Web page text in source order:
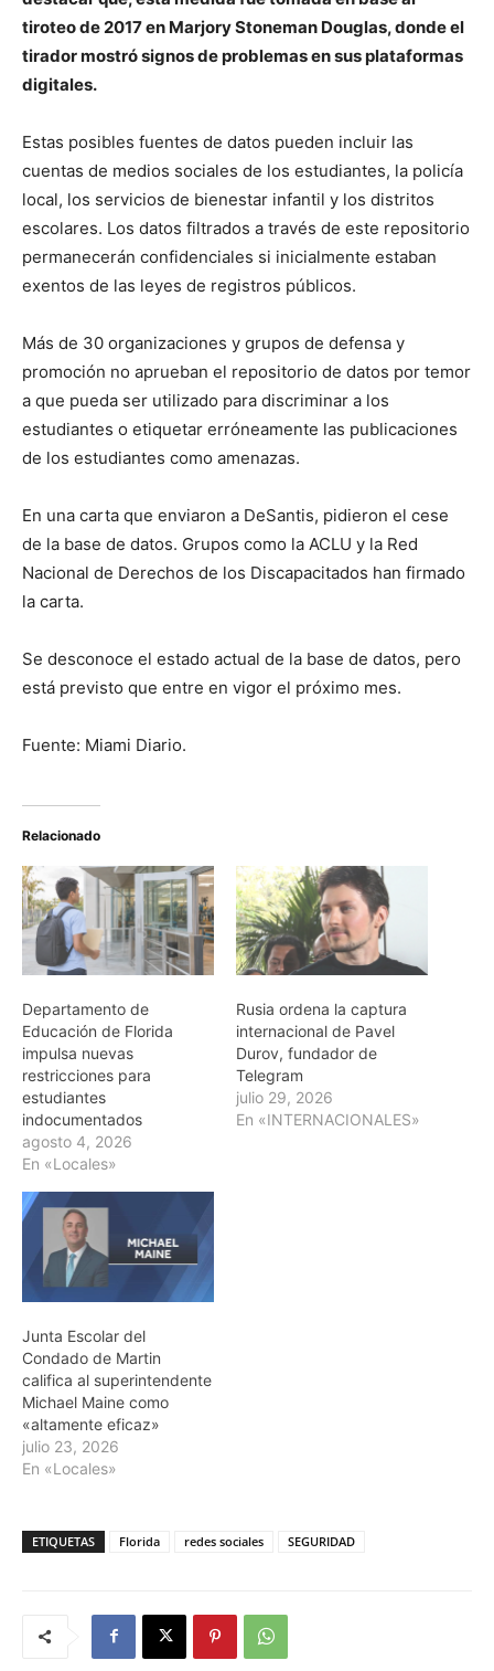
tiroteo de 2017 en Marjory Stoneman Douglas, donde el
tirador mostró signos de problemas en sus plataformas
digitales.
Estas posibles fuentes de datos pueden incluir las
cuentas de medios sociales de los estudiantes, la policía
local, los servicios de bienestar infantil y los distritos
escolares. Los datos filtrados a través de este repositorio
permanecerán confidenciales si inicialmente estaban
exentos de las leyes de registros públicos.
Más de 30 organizaciones y grupos de defensa y
promoción no aprueban el repositorio de datos por temor
a que pueda ser utilizado para discriminar a los
estudiantes o etiquetar erróneamente las publicaciones
de los estudiantes como amenazas.
En una carta que enviaron a DeSantis, pidieron el cese
de la base de datos. Grupos como la ACLU y la Red
Nacional de Derechos de los Discapacitados han firmado
la carta.
Se desconoce el estado actual de la base de datos, pero
está previsto que entre en vigor el próximo mes.
Fuente: Miami Diario.
Relacionado
Departamento de
Educación de Florida
impulsa nuevas
restricciones para
estudiantes
indocumentados
agosto 4, 2026
En «Locales»
Rusia ordena la captura
internacional de Pavel
Durov, fundador de
Telegram
julio 29, 2026
En «INTERNACIONALES»
Junta Escolar del
Condado de Martin
califica al superintendente
Michael Maine como
«altamente eficaz»
julio 23, 2026
En «Locales»
ETIQUETAS Florida redes sociales SEGURIDAD